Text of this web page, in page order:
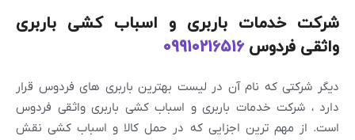
شرکت خدمات باربری و اسباب کشی باربری
واثقی فردوس09910216516
دیگر شرکتی که نام آن در لیست بهترین باربری های فردوس قرار
دارد ، شرکت خدمات باربری و اسباب کشی باربری واثقی فردوس
است. از مهم ترین اجزایی که در حمل کالا و اسباب کشی نقش